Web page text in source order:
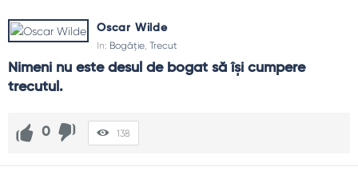
Oscar Wilde
In: Bogăție, Trecut
Nimeni nu este desul de bogat să îşi cumpere
trecutul.
0 138